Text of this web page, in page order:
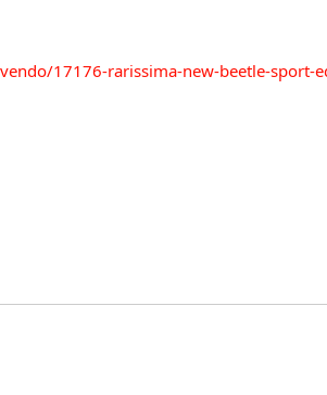
17176-rarissima-new-beetle-sport-